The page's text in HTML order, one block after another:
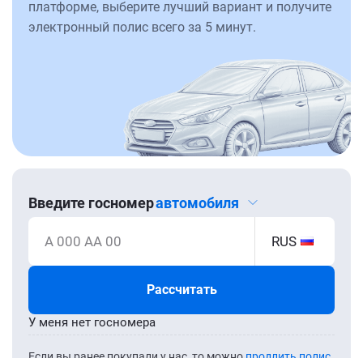
платформе, выберите лучший вариант и получите
электронный полис всего за 5 минут.
Введите госномеравтомобиля
А 000 АА 00 RUS
Рассчитать
У меня нет госномера